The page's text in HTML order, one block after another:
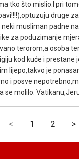
tko što mislio.I pri
druge
musliman padne
za poduzimanje
terorom,a osoba
kod kuće i prestane
lijepo,takvo je
i posve
se molilo:
< 1 2 >